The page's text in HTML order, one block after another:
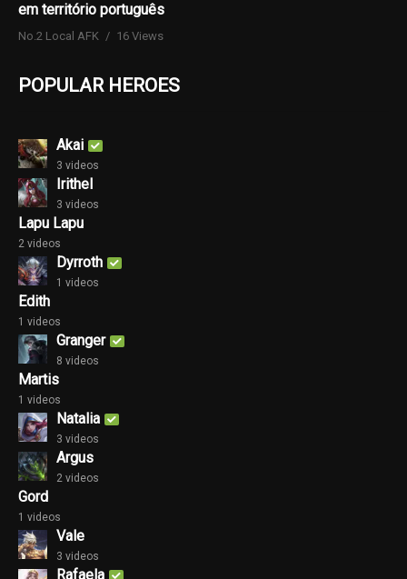
em território português
No.2 Local AFK 16 Views
POPULAR HEROES
Akai
3 videos
Irithel
3 videos
Lapu Lapu
2 videos
Dyrroth
1 videos
Edith
1 videos
Granger
8 videos
Martis
1 videos
Natalia
3 videos
Argus
2 videos
Gord
1 videos
Vale
3 videos
Rafaela